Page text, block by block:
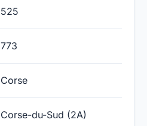
525
773
Corse
Corse-du-Sud (2A)